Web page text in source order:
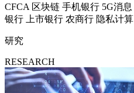
CFCA 区块链 手机银行 5G消息
银行
上市银行 农商行 隐私计算
研究
RESEARCH